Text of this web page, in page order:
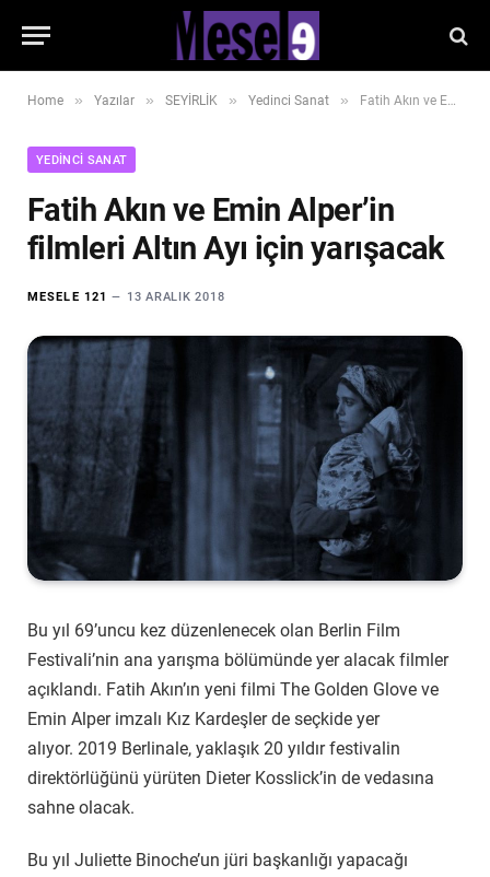
Home » Yazılar » SEYİRLİK » Yedinci Sanat » Fatih Akın ve Emin Alper’in filmleri Altın Ayı için yarışacak
YEDINCI SANAT
Fatih Akın ve Emin Alper’in
filmleri Altın Ayı için yarışacak
MESELE 121 13 ARALIK 2018
Bu yıl 69’uncu kez düzenlenecek olan Berlin Film
Festivali’nin ana yarışma bölümünde yer alacak filmler
açıklandı. Fatih Akın’ın yeni filmi The Golden Glove ve
Emin Alper imzalı Kız Kardeşler de seçkide yer
alıyor. 2019 Berlinale, yaklaşık 20 yıldır festivalin
direktörlüğünü yürüten Dieter Kosslick’in de vedasına
sahne olacak.
Bu yıl Juliette Binoche’un jüri başkanlığı yapacağı